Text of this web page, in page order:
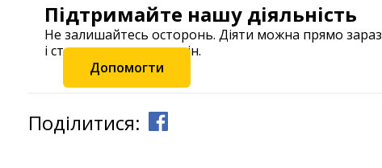
Підтримайте нашу діяльність
Не залишайтесь осторонь. Діяти можна прямо
і станьте частиною змін.
Допомогти
Поділитися: